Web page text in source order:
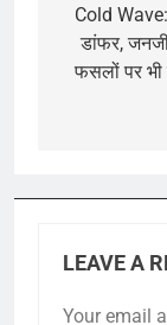
Cold
डांफर,
फसलों पर
LEAVE A
Your email